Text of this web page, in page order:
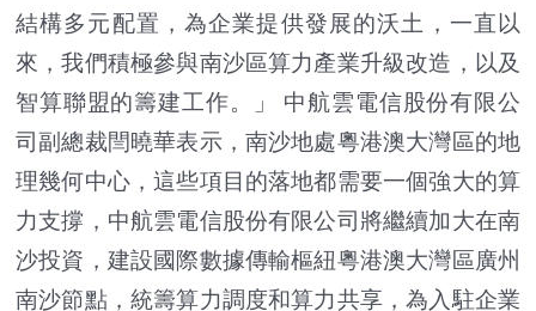
結構多元配置，為企業提供發展的沃土，一直以
來，我們積極參與南沙區算力產業升級改造，以及
智算聯盟的籌建工作。」 中航雲電信股份有限公
司副總裁閆曉華表示，南沙地處粵港澳大灣區的地
理幾何中心，這些項目的落地都需要一個強大的算
力支撐，中航雲電信股份有限公司將繼續加大在南
沙投資，建設國際數據傳輸樞紐粵港澳大灣區廣州
南沙節點，統籌算力調度和算力共享，為入駐企業